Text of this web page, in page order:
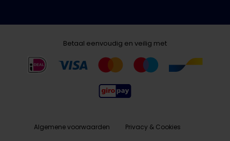
Betaal eenvoudig en veilig met
Algemene voorwaarden
Privacy & Cookies